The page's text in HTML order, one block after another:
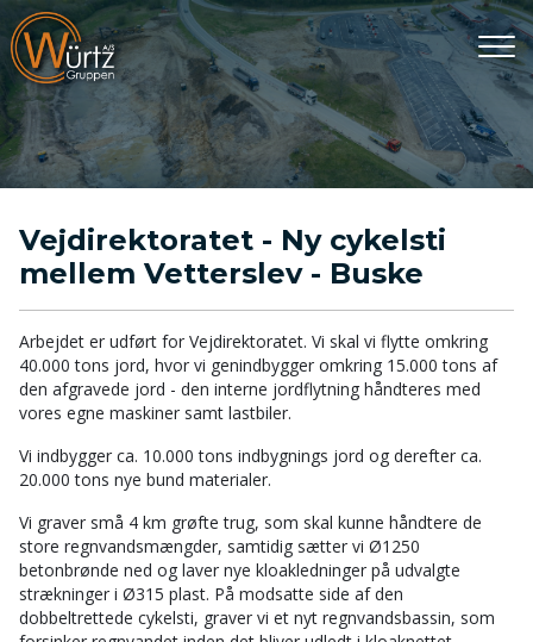
Gå
til
hovedindhold
Vejdirektoratet - Ny cykelsti
mellem Vetterslev - Buske
Arbejdet er udført for Vejdirektoratet. Vi skal vi flytte omkring
40.000 tons jord, hvor vi genindbygger omkring 15.000 tons af
den afgravede jord - den interne jordflytning håndteres med
vores egne maskiner samt lastbiler.
Vi indbygger ca. 10.000 tons indbygnings jord og derefter ca.
20.000 tons nye bund materialer.
Vi graver små 4 km grøfte trug, som skal kunne håndtere de
store regnvandsmængder, samtidig sætter vi Ø1250
betonbrønde ned og laver nye kloakledninger på udvalgte
strækninger i Ø315 plast. På modsatte side af den
dobbeltrettede cykelsti, graver vi et nyt regnvandsbassin, som